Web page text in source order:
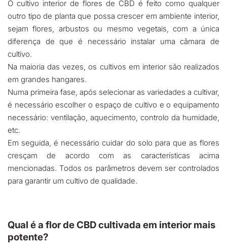
O cultivo interior de flores de CBD é feito como qualquer
outro tipo de planta que possa crescer em ambiente interior,
sejam flores, arbustos ou mesmo vegetais, com a única
diferença de que é necessário instalar uma câmara de
cultivo.
Na maioria das vezes, os cultivos em interior são realizados
em grandes hangares.
Numa primeira fase, após selecionar as variedades a cultivar,
é necessário escolher o espaço de cultivo e o equipamento
necessário: ventilação, aquecimento, controlo da humidade,
etc.
Em seguida, é necessário cuidar do solo para que as flores
cresçam de acordo com as características acima
mencionadas. Todos os parâmetros devem ser controlados
para garantir um cultivo de qualidade.
Qual é a flor de CBD cultivada em interior mais
potente?